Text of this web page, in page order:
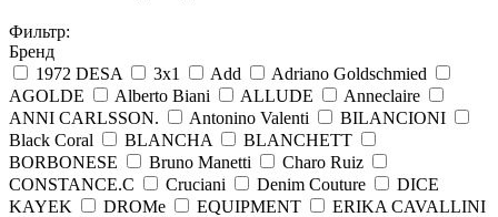
Фильтр:
Бренд
1972 DESA
3x1 Add
Adriano Goldschmied
AGOLDE
Alberto Biani ALLUDE
Anneclaire
ANNI CARLSSON.
Antonino Valenti
BILANCIONI
Black Coral
BLANCHA
BLANCHETT
BORBONESE
Bruno Manetti
Charo Ruiz
CONSTANCE.C
Cruciani Denim Couture
DICE
KAYEK
DROMe EQUIPMENT
ERIKA CAVALLINI